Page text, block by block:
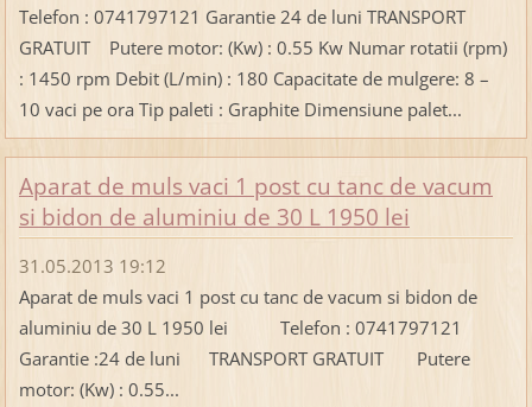
Telefon : 0741797121 Garantie 24 de luni TRANSPORT
GRATUIT Putere motor: (Kw) : 0.55 Kw Numar rotatii (rpm)
: 1450 rpm Debit (L/min) : 180 Capacitate de mulgere: 8 –
10 vaci pe ora Tip paleti : Graphite Dimensiune palet...
Aparat de muls vaci 1 post cu tanc de vacum
si bidon de aluminiu de 30 L 1950 lei
31.05.2013 19:12
Aparat de muls vaci 1 post cu tanc de vacum si bidon de
aluminiu de 30 L 1950 lei Telefon : 0741797121
Garantie :24 de luni TRANSPORT GRATUIT Putere
motor: (Kw) : 0.55...